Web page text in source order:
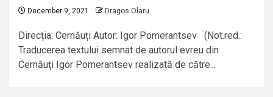
December 9, 2021 Dragos Olaru
Direcția: Cernăuți Autor: Igor Pomerantsev (Not.red.:
Traducerea textului semnat de autorul evreu din
Cernăuţi Igor Pomerantsev realizată de către...